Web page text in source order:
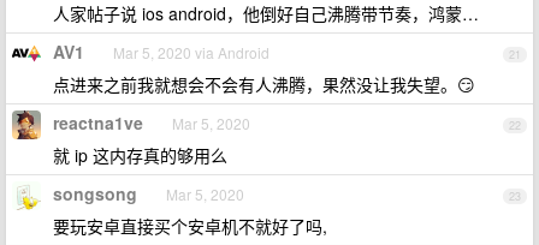
人家帖子说 ios android，他倒好自己沸腾带节奏，鸿蒙…
21
AV1 Mar 5, 2020 via Android
点进来之前我就想会不会有人沸腾，果然没让我失望。😏
22
reactna1ve Mar 5, 2020
就 ip 这内存真的够用么
23
songsong Mar 5, 2020
要玩安卓直接买个安卓机不就好了吗,